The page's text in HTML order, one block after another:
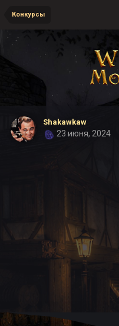
Конкурсы
Shakawkaw
23 июня, 2024